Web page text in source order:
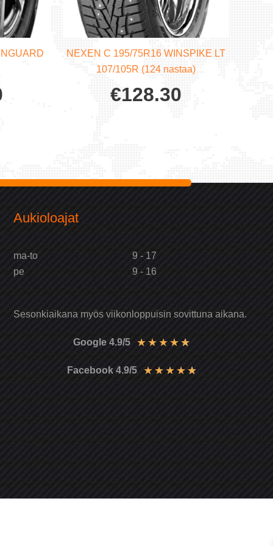
NEXEN C 195/75R16 WINSPIKE LT
107/105R (124 nastaa)
€128.30
Aukioloajat
ma-to
9 - 17
pe
9 - 16
Sesonkiaikana myös viikonloppuisin sovittuna aikana.
Google 4.9/5 ★ ★ ★ ★ ★
Facebook 4.9/5 ★ ★ ★ ★ ★